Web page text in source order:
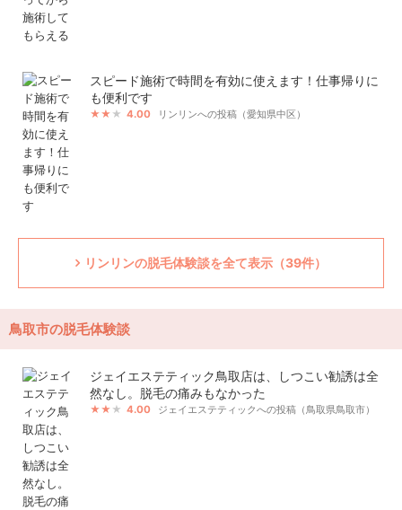
スピード施術で時間を有効に使えます！仕事帰りに
も便利です
4.00 リンリンへの投稿（愛知県中区）
リンリンの脱毛体験談を全て表示（39件）
鳥取市の脱毛体験談
ジェイエステティック鳥取店は、しつこい勧誘は全
然なし。脱毛の痛みもなかった
4.00 ジェイエステティックへの投稿（鳥取県鳥取市）